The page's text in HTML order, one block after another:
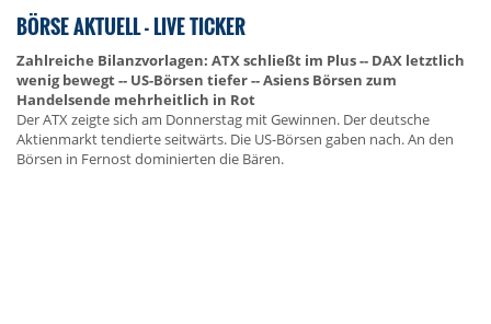
BÖRSE AKTUELL - LIVE TICKER
Zahlreiche Bilanzvorlagen: ATX schließt im Plus -- DAX letztlich
wenig bewegt -- US-Börsen tiefer -- Asiens Börsen zum
Handelsende mehrheitlich in Rot
Der ATX zeigte sich am Donnerstag mit Gewinnen. Der deutsche
Aktienmarkt tendierte seitwärts. Die US-Börsen gaben nach. An den
Börsen in Fernost dominierten die Bären.